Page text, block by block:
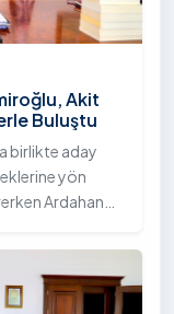
Akit
Buluştu
birlikte aday
yön
Ardahan
tercih
Bu
Prof. Dr. Öztürk